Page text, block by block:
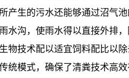
产生的污水还能够通过沼气
水沟，使雨水得以直接外排
物技术配以适宜饲料配比以
统模式，确保了清粪技术高效